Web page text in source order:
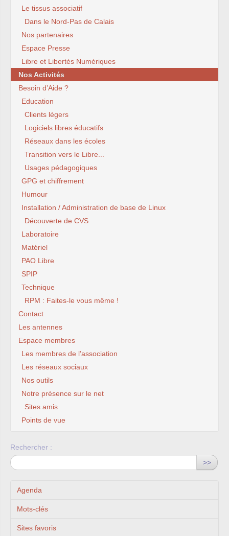
Le tissus associatif
Dans le Nord-Pas de Calais
Nos partenaires
Espace Presse
Libre et Libertés Numériques
Nos Activités
Besoin d’Aide ?
Education
Clients légers
Logiciels libres éducatifs
Réseaux dans les écoles
Transition vers le Libre...
Usages pédagogiques
GPG et chiffrement
Humour
Installation / Administration de base de Linux
Découverte de CVS
Laboratoire
Matériel
PAO Libre
SPIP
Technique
RPM : Faites-le vous même !
Contact
Les antennes
Espace membres
Les membres de l’association
Les réseaux sociaux
Nos outils
Notre présence sur le net
Sites amis
Points de vue
Rechercher :
>>
Agenda
Mots-clés
Sites favoris